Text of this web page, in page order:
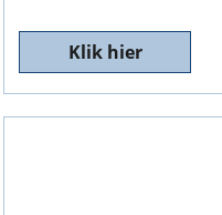
Klik hier